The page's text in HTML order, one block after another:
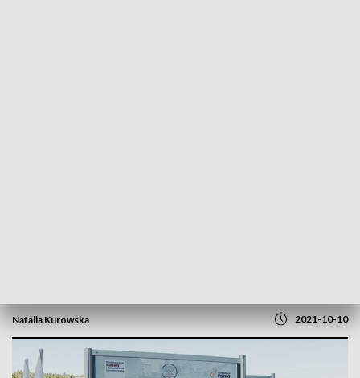
Natalia Kurowska 2021-10-10